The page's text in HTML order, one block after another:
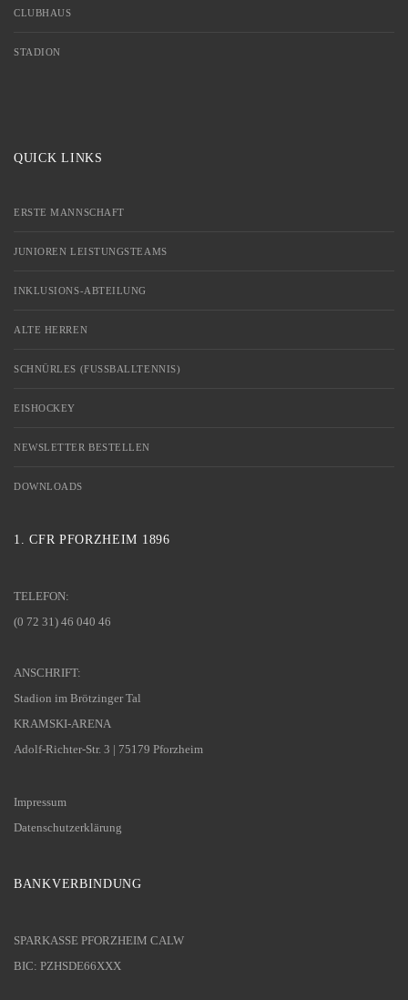
CLUBHAUS
STADION
QUICK LINKS
ERSTE MANNSCHAFT
JUNIOREN LEISTUNGSTEAMS
INKLUSIONS-ABTEILUNG
ALTE HERREN
SCHNÜRLES (FUSSBALLTENNIS)
EISHOCKEY
NEWSLETTER BESTELLEN
DOWNLOADS
1. CFR PFORZHEIM 1896
TELEFON:
(0 72 31) 46 040 46
ANSCHRIFT:
Stadion im Brötzinger Tal
KRAMSKI-ARENA
Adolf-Richter-Str. 3 | 75179 Pforzheim
Impressum
Datenschutzerklärung
BANKVERBINDUNG
SPARKASSE PFORZHEIM CALW
BIC: PZHSDE66XXX